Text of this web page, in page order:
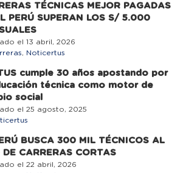
TÉCNICAS MEJOR PAGADAS
PERÚ SUPERAN LOS S/ 5.000
el 13 abril, 2026
, Noticertus
cumple 30 años apostando por
técnica como motor de
social
el 25 agosto, 2025
BUSCA 300 MIL TÉCNICOS AL
DE CARRERAS CORTAS
el 22 abril, 2026